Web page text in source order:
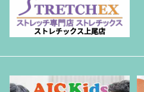
ストレチックス上尾店